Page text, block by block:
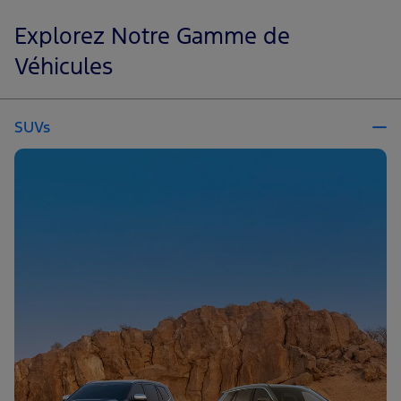
Explorez Notre Gamme de
Véhicules
SUVs